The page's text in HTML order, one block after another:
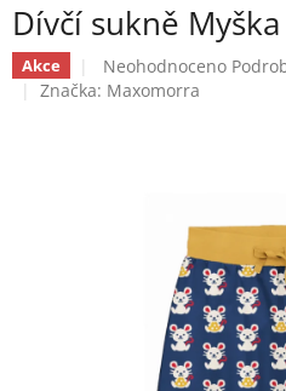
Dívčí sukně
Akce
Průměrné
hodnocení
Neohodnoceno
Značka: Maxomorra